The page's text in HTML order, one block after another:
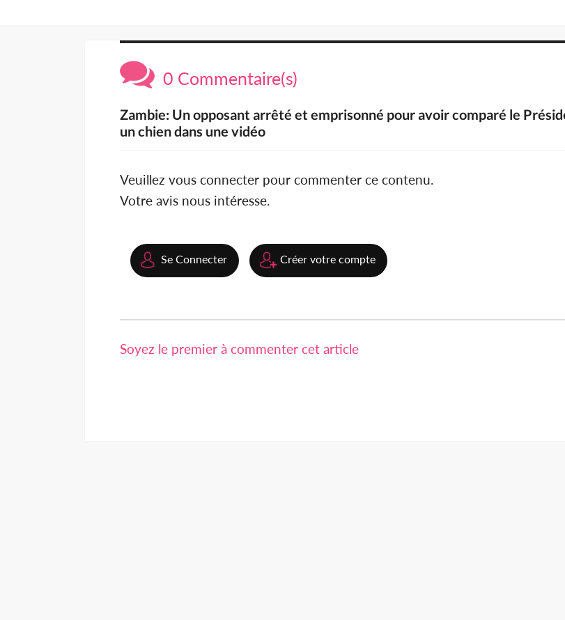
0 Commentaire(s)
Zambie: Un opposant arrêté et emprisonné pour avoir comparé le
un chien dans une vidéo
Veuillez vous connecter pour commenter ce contenu.
Votre avis nous intéresse.
Se Connecter Créer votre compte
Soyez le premier à commenter cet article